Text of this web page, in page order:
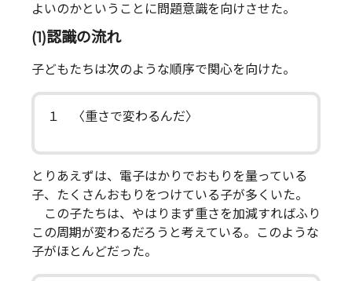
よいのかということに問題意識を向けさせた。
(1)認識の流れ
子どもたちは次のような順序で関心を向けた。
１ 〈重さで変わるんだ〉
とりあえずは、電子はかりでおもりを量っている
子、たくさんおもりをつけている子が多くいた。
この子たちは、やはりまず重さを加減すればふり
この周期が変わるだろうと考えている。このような
子がほとんどだった。